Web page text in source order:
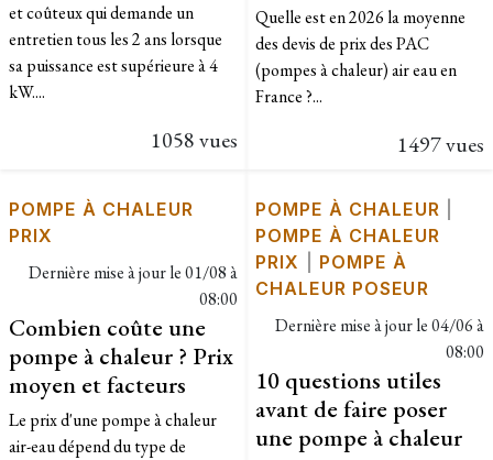
et coûteux qui demande un
entretien tous les 2 ans lorsque
sa puissance est supérieure à 4
kW....
1058 vues
Quelle est en 2026 la moyenne
des devis de prix des PAC
(pompes à chaleur) air eau en
France ?...
1497 vues
POMPE À CHALEUR
PRIX
Dernière mise à jour le01/08 à
08:00
Combien coûte une
pompe à chaleur ? Prix
moyen et facteurs
Le prix d'une pompe à chaleur
air-eau dépend du type de
POMPE À CHALEUR
POMPE À CHALEUR
PRIX
POMPE À
CHALEUR POSEUR
Dernière mise à jour le04/06 à
08:00
10 questions utiles
avant de faire poser
une pompe à chaleur